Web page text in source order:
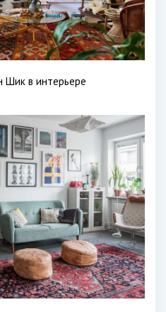
Шик в интерьере